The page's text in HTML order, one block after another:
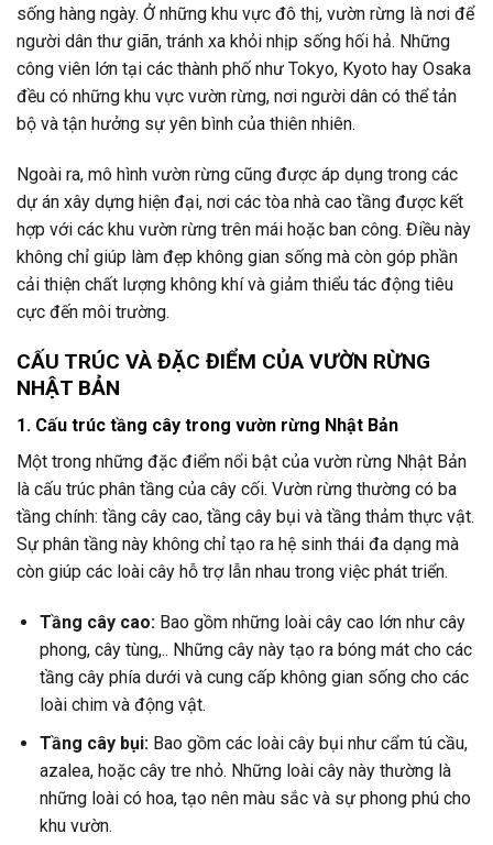
sống hàng ngày. Ở những khu vực đô thị, vườn rừng là nơi để
người dân thư giãn, tránh xa khỏi nhịp sống hối hả. Những
công viên lớn tại các thành phố như Tokyo, Kyoto hay Osaka
đều có những khu vực vườn rừng, nơi người dân có thể tản
bộ và tận hưởng sự yên bình của thiên nhiên.
Ngoài ra, mô hình vườn rừng cũng được áp dụng trong các
dự án xây dựng hiện đại, nơi các tòa nhà cao tầng được kết
hợp với các khu vườn rừng trên mái hoặc ban công. Điều này
không chỉ giúp làm đẹp không gian sống mà còn góp phần
cải thiện chất lượng không khí và giảm thiểu tác động tiêu
cực đến môi trường.
CẤU TRÚC VÀ ĐẶC ĐIỂM CỦA VƯỜN RỪNG
NHẬT BẢN
1. Cấu trúc tầng cây trong vườn rừng Nhật Bản
Một trong những đặc điểm nổi bật của vườn rừng Nhật Bản
là cấu trúc phân tầng của cây cối. Vườn rừng thường có ba
tầng chính: tầng cây cao, tầng cây bụi và tầng thảm thực vật.
Sự phân tầng này không chỉ tạo ra hệ sinh thái đa dạng mà
còn giúp các loài cây hỗ trợ lẫn nhau trong việc phát triển.
Tầng cây cao:Bao gồm những loài cây cao lớn như cây
phong, cây tùng,.. Những cây này tạo ra bóng mát cho các
tầng cây phía dưới và cung cấp không gian sống cho các
loài chim và động vật.
Tầng cây bụi:Bao gồm các loài cây bụi như cẩm tú cầu,
azalea, hoặc cây tre nhỏ. Những loài cây này thường là
những loài có hoa, tạo nên màu sắc và sự phong phú cho
khu vườn.